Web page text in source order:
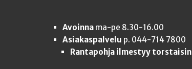
Avoinna ma-pe 8.30-16.00
Asiakaspalvelu p. 044-714 7800
Rantapohja ilmestyy torstaisin